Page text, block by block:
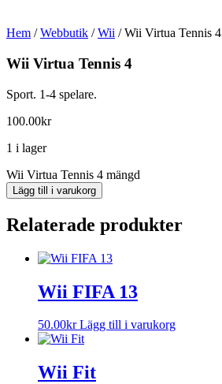
Hem /Webbutik /Wii / Wii Virtua Tennis 4
Wii Virtua Tennis 4
Sport. 1-4 spelare.
100.00kr
1 i lager
Wii Virtua Tennis 4 mängd
Lägg till i varukorg
Relaterade produkter
Wii FIFA 13
50.00kr Lägg till i varukorg
Wii Fit